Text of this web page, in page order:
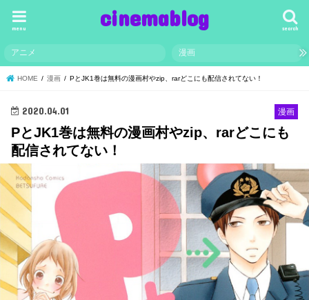
cinemablog search
menu
アニメ 漫画
HOME 漫画 PとJK1巻は無料の漫画村やzip、rarどこにも配信されてない！
漫画
2020.04.01
PとJK1巻は無料の漫画村やzip、rarどこにも
配信されてない！